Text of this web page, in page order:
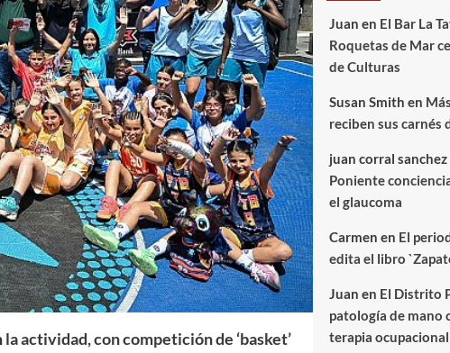
actividad, con competición de ‘basket’
Juan en El Bar La
Roquetas de Mar
de Culturas
Susan Smith en
reciben sus carnés
juan corral sanchez
Poniente
el glaucoma
Carmen en El
edita el libro
Juan en El Distrito
patología de mano
terapia ocupacional